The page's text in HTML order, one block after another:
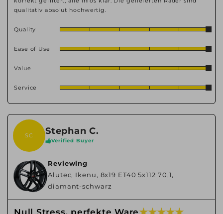
qualitativ absolut hochwertig.
Quality
Ease of Use
Value
Service
SC Stephan C.
Verified Buyer
Reviewing
Alutec, Ikenu, 8x19 ET40 5x112 70,1,
diamant-schwarz